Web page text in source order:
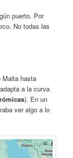
puerto. Por
No todas las
Malta hasta
a la curva
). En un
ver algo a lo